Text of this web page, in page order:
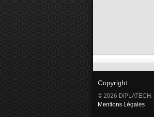
Copyright
© 2026 DIPLATECH.
Mentions Légales